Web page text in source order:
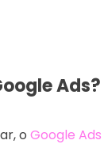
Ads?
o Google Ads